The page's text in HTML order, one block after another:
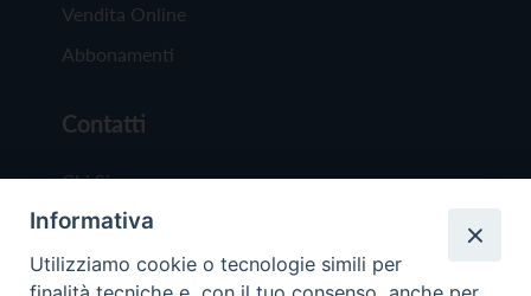
Vendita Online
Abbonamenti
Contatti
Chi Siamo
Redazione
Scrivici
Informativa
Utilizziamo cookie o tecnologie simili per